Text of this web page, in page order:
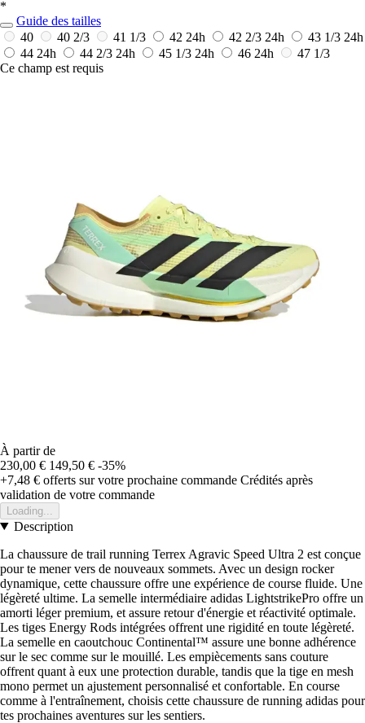
*
Guide des tailles
40
40 2/3 41 1/3 42 24h 42 2/3 24h 43 1/3 24h
44 24h 44 2/3 24h 45 1/3 24h 46 24h
47 1/3
Ce champ est requis
À partir de
230,00 € 149,50 € -35%
+7,48 € offerts sur votre prochaine commande Crédités après
validation de votre commande
Loading...
Description
La chaussure de trail running Terrex Agravic Speed Ultra 2 est conçue
pour te mener vers de nouveaux sommets. Avec un design rocker
dynamique, cette chaussure offre une expérience de course fluide. Une
légèreté ultime. La semelle intermédiaire adidas LightstrikePro offre un
amorti léger premium, et assure retour d'énergie et réactivité optimale.
Les tiges Energy Rods intégrées offrent une rigidité en toute légèreté.
La semelle en caoutchouc Continental™ assure une bonne adhérence
sur le sec comme sur le mouillé. Les empiècements sans couture
offrent quant à eux une protection durable, tandis que la tige en mesh
mono permet un ajustement personnalisé et confortable. En course
comme à l'entraînement, choisis cette chaussure de running adidas pour
tes prochaines aventures sur les sentiers.